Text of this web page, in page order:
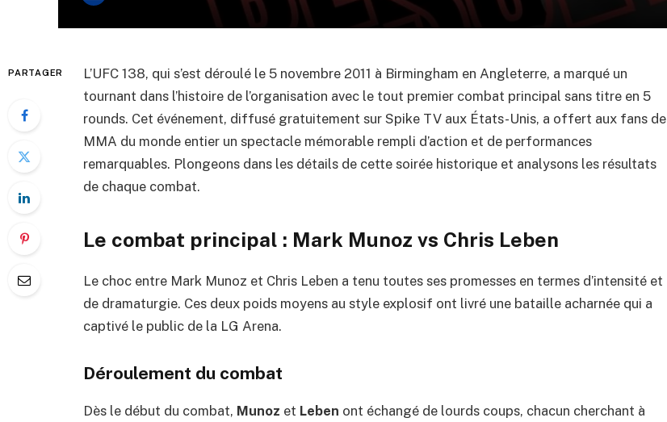
PARTAGER
L’UFC 138, qui s’est déroulé le 5 novembre 2011 à Birmingham en Angleterre, a marqué un
tournant dans l’histoire de l’organisation avec le tout premier combat principal sans titre en 5
rounds. Cet événement, diffusé gratuitement sur Spike TV aux États-Unis, a offert aux fans de
MMA du monde entier un spectacle mémorable rempli d’action et de performances
remarquables. Plongeons dans les détails de cette soirée historique et analysons les résultats
de chaque combat.
Le combat principal : Mark Munoz vs Chris Leben
Le choc entre Mark Munoz et Chris Leben a tenu toutes ses promesses en termes d’intensité et
de dramaturgie. Ces deux poids moyens au style explosif ont livré une bataille acharnée qui a
captivé le public de la LG Arena.
Déroulement du combat
Dès le début du combat, Munoz et Leben ont échangé de lourds coups, chacun cherchant à